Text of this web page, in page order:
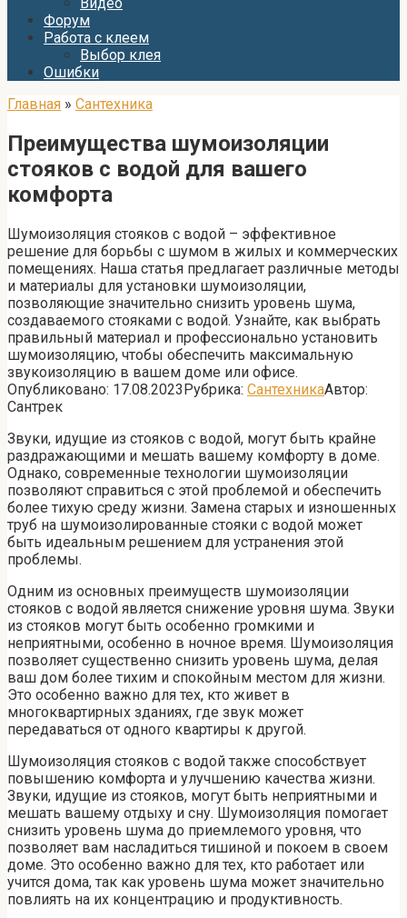
Форум
Работа с клеем
Выбор клея
Ошибки
Главная » Сантехника
Преимущества шумоизоляции
стояков с водой для вашего
комфорта
Шумоизоляция стояков с водой – эффективное
решение для борьбы с шумом в жилых и коммерческих
помещениях. Наша статья предлагает различные методы
и материалы для установки шумоизоляции,
позволяющие значительно снизить уровень шума,
создаваемого стояками с водой. Узнайте, как выбрать
правильный материал и профессионально установить
шумоизоляцию, чтобы обеспечить максимальную
звукоизоляцию в вашем доме или офисе.
Опубликовано: 17.08.2023Рубрика: СантехникаАвтор:
Сантрек
Звуки, идущие из стояков с водой, могут быть крайне
раздражающими и мешать вашему комфорту в доме.
Однако, современные технологии шумоизоляции
позволяют справиться с этой проблемой и обеспечить
более тихую среду жизни. Замена старых и изношенных
труб на шумоизолированные стояки с водой может
быть идеальным решением для устранения этой
проблемы.
Одним из основных преимуществ шумоизоляции
стояков с водой является снижение уровня шума. Звуки
из стояков могут быть особенно громкими и
неприятными, особенно в ночное время. Шумоизоляция
позволяет существенно снизить уровень шума, делая
ваш дом более тихим и спокойным местом для жизни.
Это особенно важно для тех, кто живет в
многоквартирных зданиях, где звук может
передаваться от одного квартиры к другой.
Шумоизоляция стояков с водой также способствует
повышению комфорта и улучшению качества жизни.
Звуки, идущие из стояков, могут быть неприятными и
мешать вашему отдыху и сну. Шумоизоляция помогает
снизить уровень шума до приемлемого уровня, что
позволяет вам насладиться тишиной и покоем в своем
доме. Это особенно важно для тех, кто работает или
учится дома, так как уровень шума может значительно
повлиять на их концентрацию и продуктивность.